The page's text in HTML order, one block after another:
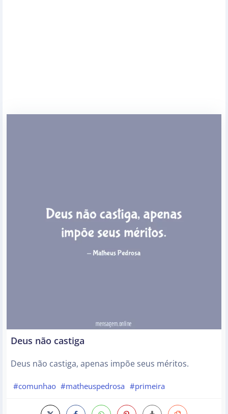
Deus não castiga
Deus não castiga, apenas impõe seus méritos.
#comunhao #matheuspedrosa #primeira